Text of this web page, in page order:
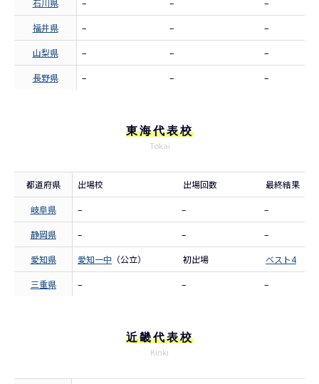
石川県 – – –
福井県 – – –
山梨県 – – –
長野県 – – –
東海代表校
Tokai
都道府県 出場校 出場回数 最終結果
岐阜県 – – –
静岡県 – – –
愛知県 愛知一中 （公立） 初出場 ベスト4
三重県 – – –
近畿代表校
Kinki